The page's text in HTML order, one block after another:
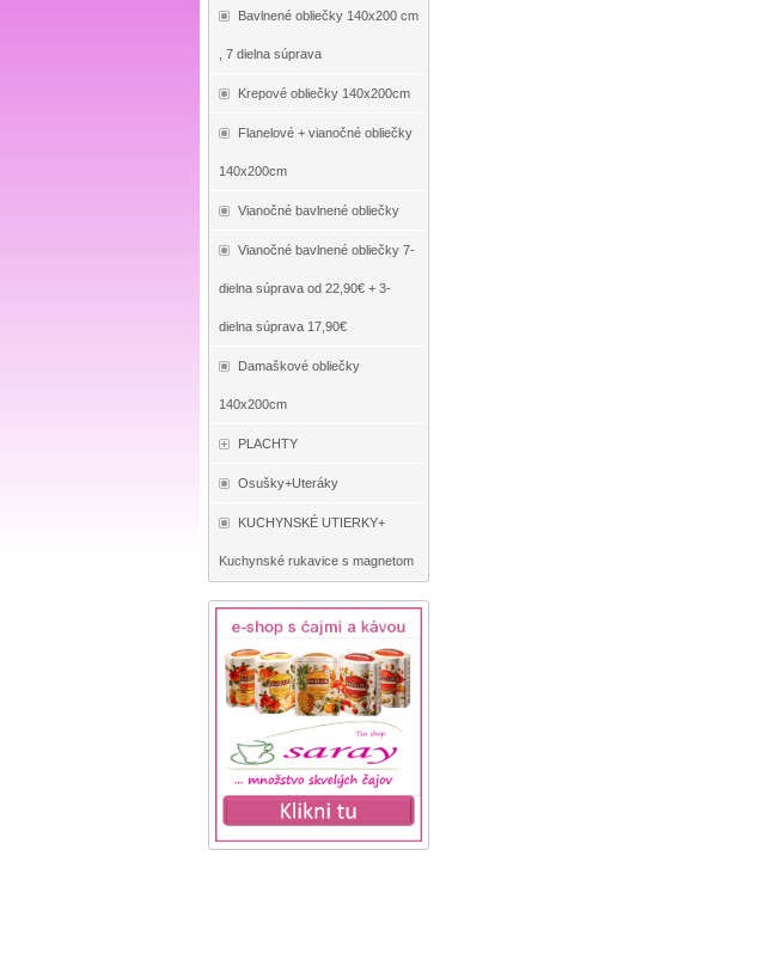
Bavlnené obliečky 140x200 cm
, 7 dielna súprava
Krepové obliečky 140x200cm
Flanelové + vianočné obliečky
140x200cm
Vianočné bavlnené obliečky
Vianočné bavlnené obliečky 7-
dielna súprava od 22,90€ + 3-
dielna súprava 17,90€
Damaškové obliečky
140x200cm
PLACHTY
Osušky+Uteráky
KUCHYNSKÉ UTIERKY+
Kuchynské rukavice s magnetom